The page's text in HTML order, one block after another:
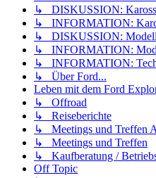
↳ DISKUSSION:
↳ INFORMATION:
↳ DISKUSSION:
↳ INFORMATION:
↳ INFORMATION:
↳ Über Ford...
Leben mit dem Ford
↳ Offroad
↳ Reiseberichte
↳ Meetings und Treffen
↳ Meetings und Treffen
↳ Kaufberatung /
Off Topic